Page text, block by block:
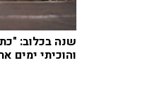
שנה בכלוב:
והוכיתי ימים